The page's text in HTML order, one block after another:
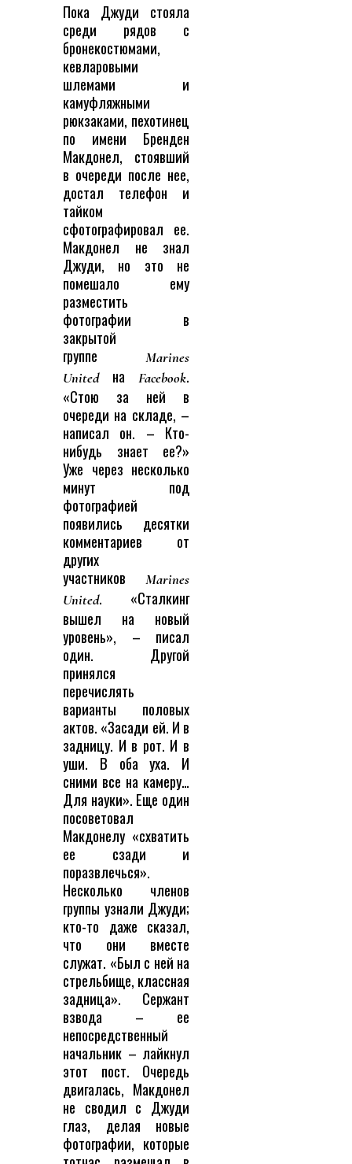
Пока Джуди стояла
среди рядов с
бронекостюмами,
кевларовыми
шлемами и
камуфляжными
рюкзаками, пехотинец
по имени Бренден
Макдонел, стоявший
в очереди после нее,
достал телефон и
тайком
сфотографировал ее.
Макдонел не знал
Джуди, но это не
помешало ему
разместить
фотографии в
закрытой
группе
Marines
Unitedна Facebook.
«Стою за ней в
очереди на складе, –
написал он. – Кто-
нибудь знает ее?»
Уже через несколько
минут под
фотографией
появились десятки
комментариев от
других
участников
Marines
United. «Сталкинг
вышел на новый
уровень», – писал
один. Другой
принялся
перечислять
варианты половых
актов. «Засади ей. И в
задницу. И в рот. И в
уши. В оба уха. И
сними все на камеру…
Для науки». Еще один
посоветовал
Макдонелу «схватить
ее сзади и
поразвлечься».
Несколько членов
группы узнали Джуди;
кто-то даже сказал,
что они вместе
служат. «Был с ней на
стрельбище, классная
задница». Сержант
взвода – ее
непосредственный
начальник – лайкнул
этот пост. Очередь
двигалась, Макдонел
не сводил с Джуди
глаз, делая новые
фотографии, которые